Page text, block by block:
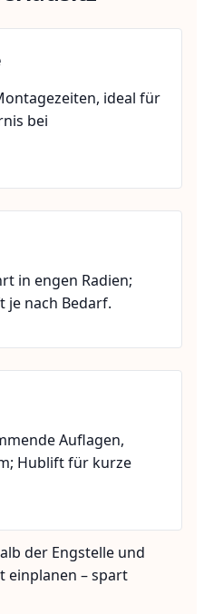
ideal für
bei
in engen Radien;
nach Bedarf.
Auflagen,
Hublift für kurze
der Engstelle und
einplanen – spart